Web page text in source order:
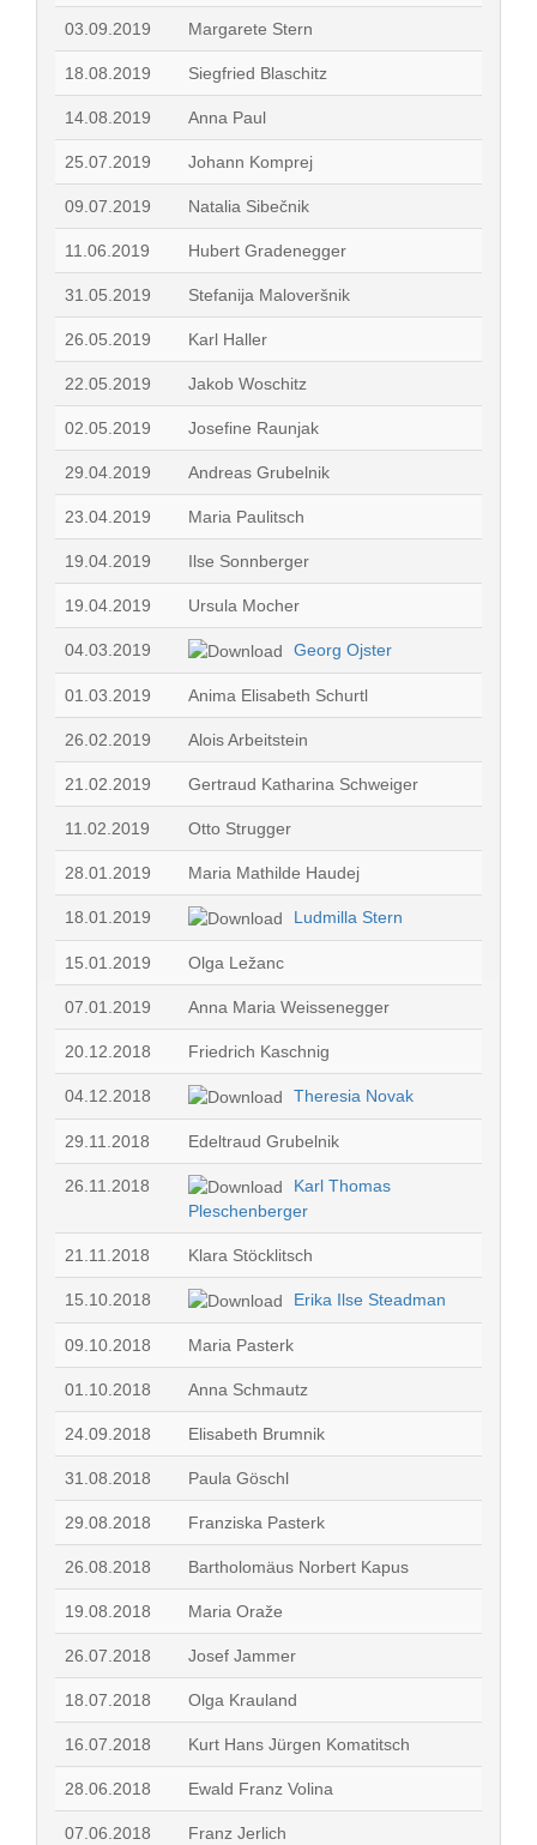
03.09.2019 Margarete Stern
18.08.2019 Siegfried Blaschitz
14.08.2019 Anna Paul
25.07.2019 Johann Komprej
09.07.2019 Natalia Sibečnik
11.06.2019 Hubert Gradenegger
31.05.2019 Stefanija Maloveršnik
26.05.2019 Karl Haller
22.05.2019 Jakob Woschitz
02.05.2019 Josefine Raunjak
29.04.2019 Andreas Grubelnik
23.04.2019 Maria Paulitsch
19.04.2019 Ilse Sonnberger
19.04.2019 Ursula Mocher
04.03.2019 Georg Ojster
01.03.2019 Anima Elisabeth Schurtl
26.02.2019 Alois Arbeitstein
21.02.2019 Gertraud Katharina Schweiger
11.02.2019 Otto Strugger
28.01.2019 Maria Mathilde Haudej
18.01.2019 Ludmilla Stern
15.01.2019 Olga Ležanc
07.01.2019 Anna Maria Weissenegger
20.12.2018 Friedrich Kaschnig
04.12.2018 Theresia Novak
29.11.2018 Edeltraud Grubelnik
26.11.2018
Karl Thomas
Pleschenberger
21.11.2018 Klara Stöcklitsch
15.10.2018 Erika Ilse Steadman
09.10.2018 Maria Pasterk
01.10.2018 Anna Schmautz
24.09.2018 Elisabeth Brumnik
31.08.2018 Paula Göschl
29.08.2018 Franziska Pasterk
26.08.2018 Bartholomäus Norbert Kapus
19.08.2018 Maria Oraže
26.07.2018 Josef Jammer
18.07.2018 Olga Krauland
16.07.2018 Kurt Hans Jürgen Komatitsch
28.06.2018 Ewald Franz Volina
07.06.2018 Franz Jerlich